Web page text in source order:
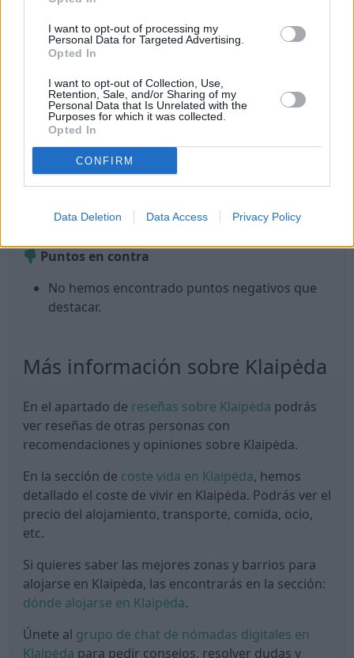
I want to opt-out of processing my
Personal Data for Targeted Advertising.
Opted In
I want to opt-out of Collection, Use,
Retention, Sale, and/or Sharing of my
Personal Data that Is Unrelated with the
Purposes for which it was collected.
Opted In
CONFIRM
Data Deletion Data Access Privacy Policy
Es un lugar seguro.
Poca probabilidad de sufrir un robo.
Es seguro para las mujeres.
Hay una buena oferta gastronómica.
Hay lugares para tomar café o té.
Hay lugares y eventos de cultura y ocio.
Hay lugares de interés que visitar.
Hay lugares para ir de compras.
Hay tiendas de alimentos y/o supermercados.
Puntos en contra
No hemos encontrado puntos negativos que
destacar.
Más información sobre Klaipėda
En el apartado de reseñas sobre Klaipėda podrás
ver reseñas de otras personas con
recomendaciones y opiniones sobre Klaipėda.
En la sección de coste vida en Klaipėda, hemos
detallado el coste de vivir en Klaipėda. Podrás ver el
precio del alojamiento, transporte, comida, ocio,
etc.
Si quieres saber las mejores zonas y barrios para
alojarse en Klaipėda, las encontrarás en la sección:
dónde alojarse en Klaipėda.
Únete al grupo de chat de nómadas digitales en
Klaipėda para pedir consejos, resolver dudas y